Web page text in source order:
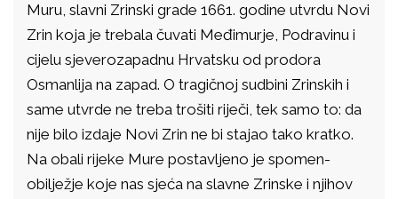
Muru, slavni Zrinski grade 1661. godine utvrdu Novi
Zrin koja je trebala čuvati Međimurje, Podravinu i
cijelu sjeverozapadnu Hrvatsku od prodora
Osmanlija na zapad. O tragičnoj sudbini Zrinskih i
same utvrde ne treba trošiti riječi, tek samo to: da
nije bilo izdaje Novi Zrin ne bi stajao tako kratko.
Na obali rijeke Mure postavljeno je spomen-
obilježje koje nas sjeća na slavne Zrinske i njihov